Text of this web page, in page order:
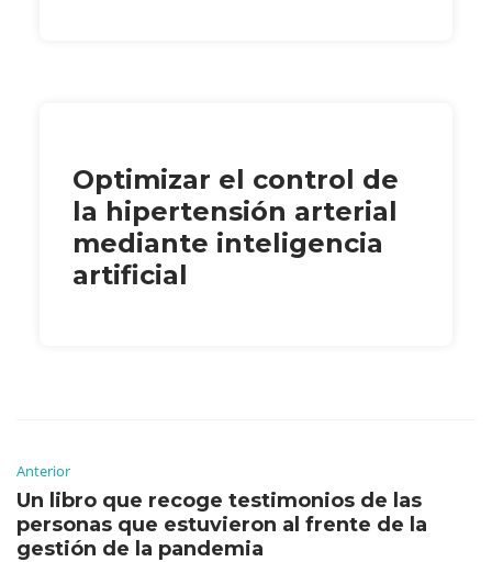
Optimizar el control de
la hipertensión arterial
mediante inteligencia
artificial
Anterior
Un libro que recoge testimonios de las
personas que estuvieron al frente de la
gestión de la pandemia